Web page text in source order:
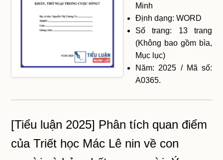
Minh
Định dạng: WORD
Số trang: 13 trang
(Không bao gồm bìa,
Mục lục)
Năm: 2025 / Mã số:
A0365.
[Tiểu luận 2025] Phân tích quan điểm
của Triết học Mác Lê nin về con